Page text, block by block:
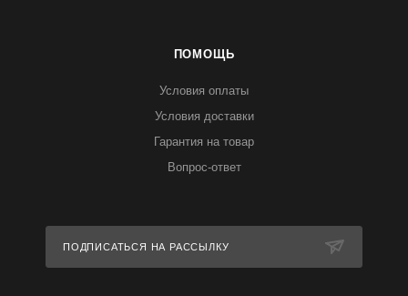
ПОМОЩЬ
Условия оплаты
Условия доставки
Гарантия на товар
Вопрос-ответ
ПОДПИСАТЬСЯ НА РАССЫЛКУ